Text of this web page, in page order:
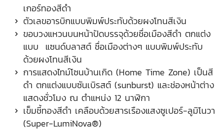
เกอร์ทองสีดำ
ตัวเลขอารบิกแบบพิมพ์ประทับด้วยผงโทนสีเงิน
ขอบวงแหวนบนหน้าปัดบรรจุด้วยชื่อเมืองสีดำ ตกแต่ง
แบบ แซนด์บลาสต์ ชื่อเมืองต่างๆ แบบพิมพ์ประทับ
ด้วยผงโทนสีเงิน
การแสดงไทม์โซนบ้านเกิด (Home Time Zone) เป็นสี
ดำ ตกแต่งแบบซันเบิรสต์ (sunburst) และช่องหน้าต่าง
แสดงชั่วโมง ณ ตำแหน่ง 12 นาฬิกา
เข็มชี้ทองสีดำ เคลือบด้วยสารเรืองแสงซูเปอร์-ลูมิโนวา
(Super-LumiNova®)